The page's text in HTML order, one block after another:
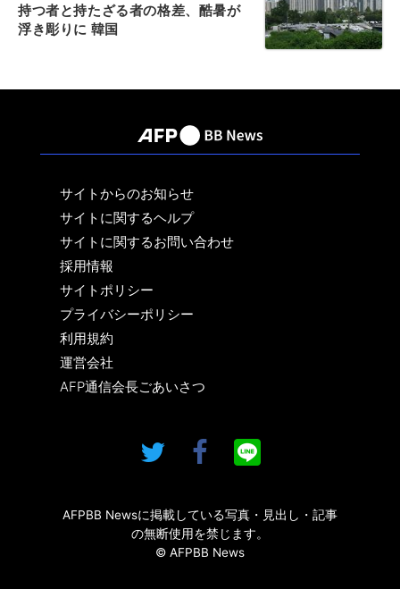
持つ者と持たざる者の格差、酷暑が
浮き彫りに 韓国
サイトからのお知らせ
サイトに関するヘルプ
サイトに関するお問い合わせ
採用情報
サイトポリシー
プライバシーポリシー
利用規約
運営会社
AFP通信会長ごあいさつ
AFPBB Newsに掲載している写真・見出し・記事
の無断使用を禁じます。
© AFPBB News